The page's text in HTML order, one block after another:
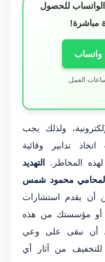
للحصول
مباشرة!
واتساب
العمل.
ولذلك يجب
تدابير وقائية
المخاطر.
التهديد
المحامي محمود شمس
أن يقدم استشارات
أو مؤسستك من هذه
أن نبقى على وعي
للتخفيف من آثار أي